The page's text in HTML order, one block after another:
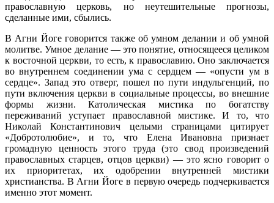
православную церковь, но неутешительные прогнозы,
сделанные ими, сбылись.
В Агни Йоге говорится также об умном делании и об умной
молитве. Умное делание — это понятие, относящееся целиком
к восточной церкви, то есть, к православию. Оно заключается
во внутреннем соединении ума с сердцем — «опусти ум в
сердце». Запад это отверг, пошел по пути индульгенций, по
пути включения церкви в социальные процессы, во внешние
формы жизни. Католическая мистика по богатству
переживаний уступает православной мистике. И то, что
Николай Константинович целыми страницами цитирует
«Добротолюбие», и то, что Елена Ивановна признает
громадную ценность этого труда (это свод произведений
православных старцев, отцов церкви) — это ясно говорит о
их приоритетах, их одобрении внутренней мистики
христианства. В Агни Йоге в первую очередь подчеркивается
именно этот момент.